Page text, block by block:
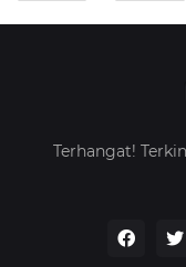
Terhangat!